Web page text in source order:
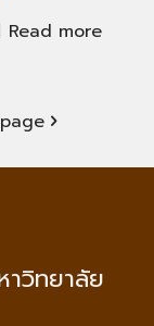
Read more
วิทยาลัย